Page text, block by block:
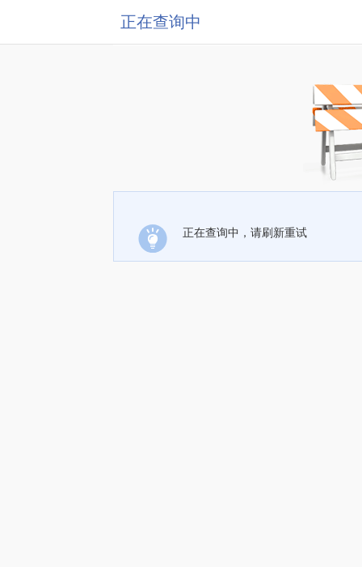
正在查询中
正在查询中，请刷新重试